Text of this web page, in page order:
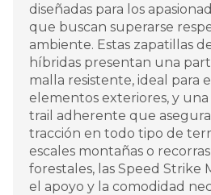
diseñadas para los
que buscan superarse
ambiente. Estas zapatillas
híbridas presentan una
malla resistente, ideal para
elementos exteriores, y
trail adherente que
tracción en todo tipo de
escales montañas o
forestales, las Speed Strike
el apoyo y la comodidad